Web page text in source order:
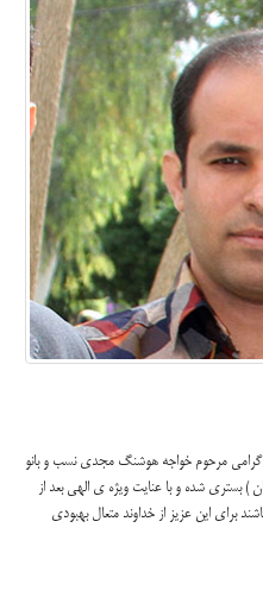
مرحوم خواجه هوشنگ مجدی نسب و بانو
بستری شده و با عنایت ویژه ی الهی بعد از
این عزیز از خداوند متعال بهبودی